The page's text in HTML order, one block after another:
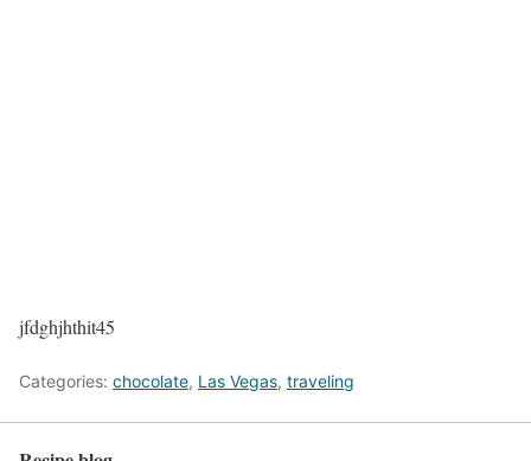
jfdghjhthit45
Categories: chocolate, Las Vegas, traveling